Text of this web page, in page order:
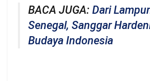
BACA JUGA: Dari
Senegal, Sanggar
Budaya Indonesia